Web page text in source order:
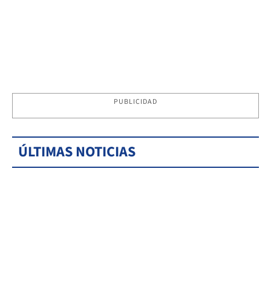
PUBLICIDAD
ÚLTIMAS NOTICIAS